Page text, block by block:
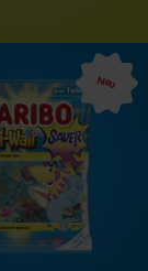
Neu